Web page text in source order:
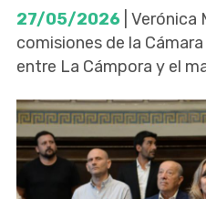
27/05/2026 |
comisiones de la
entre La Cámpora y el